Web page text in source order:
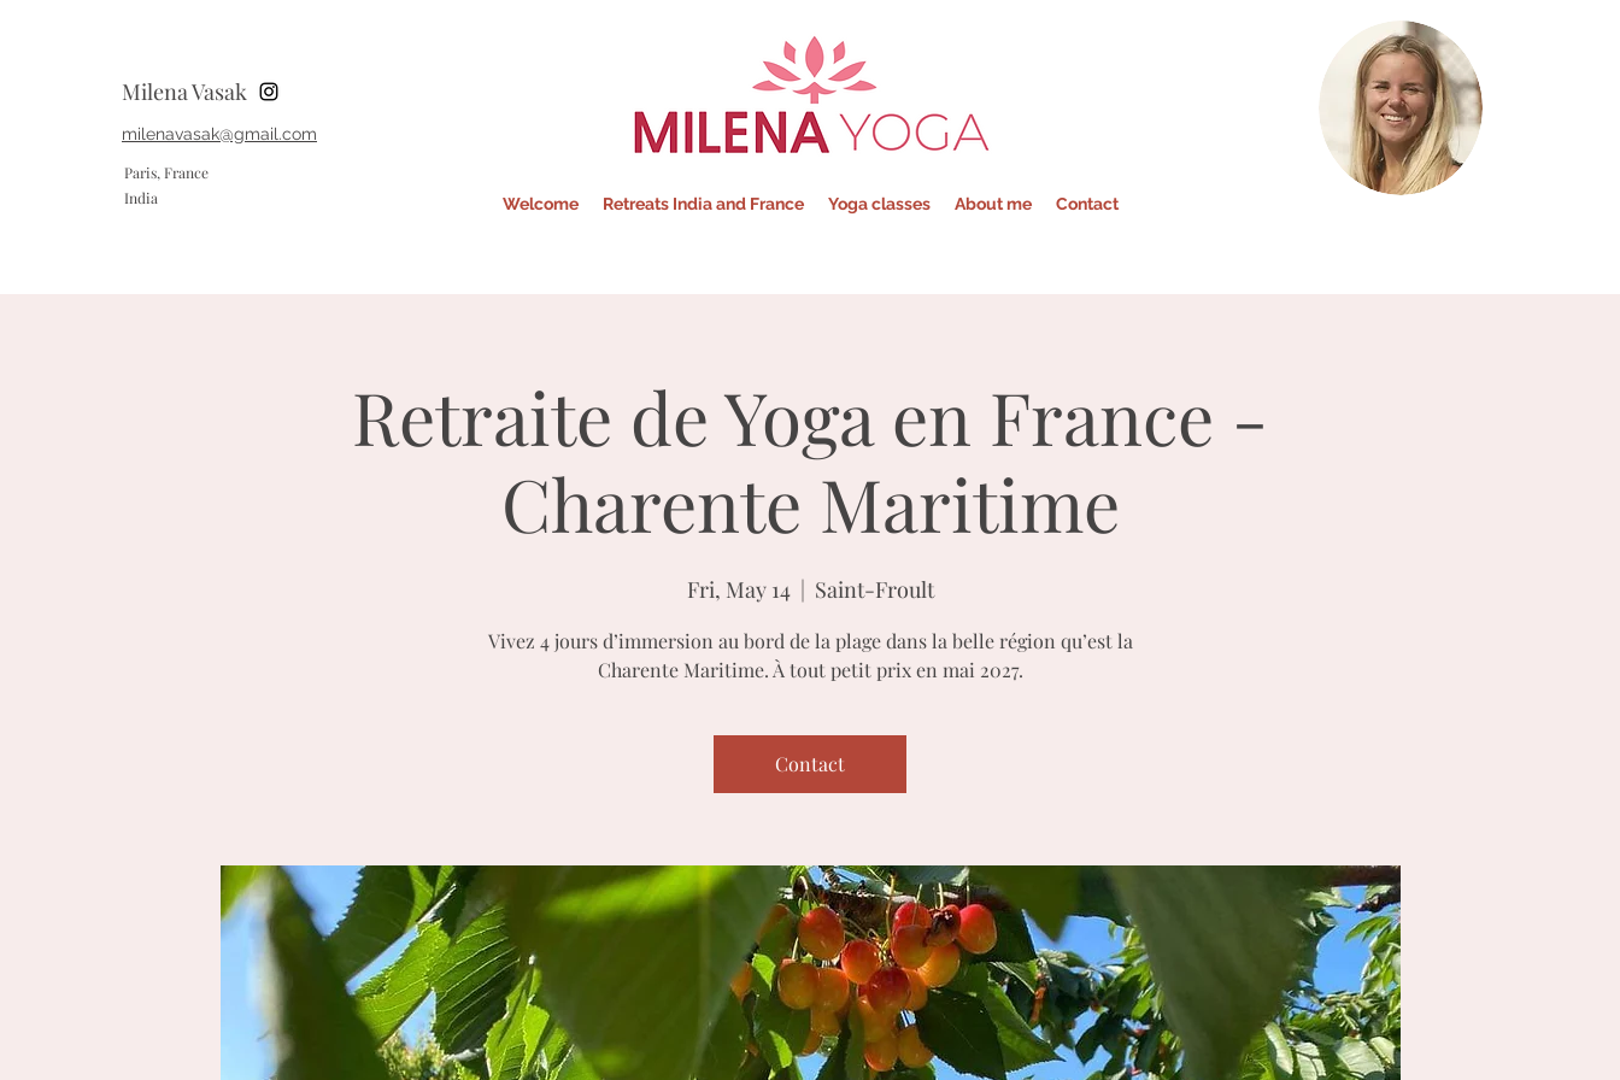
Milena Vasak Milena - Yoga
milenavasak@gmail.com
Paris, France
India
Welcome Retreats India and France Yoga classes About me Contact
Retraite de Yoga en France -
Charente Maritime
Fri, May 14
  |
Saint-Froult
Vivez 4 jours d’immersion au bord de la plage dans la belle région qu’est la
Charente Maritime. À tout petit prix en mai 2027.
Contact